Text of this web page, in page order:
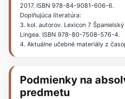
2017. ISBN 978-84-9081-606-6.
Doplňujúca literatúra:
3. kol. autorov. Lexicon 7
Lingea. ISBN 978-80-7508-576-4.
4. Aktuálne učebné materiály z
Podmienky na
predmetu